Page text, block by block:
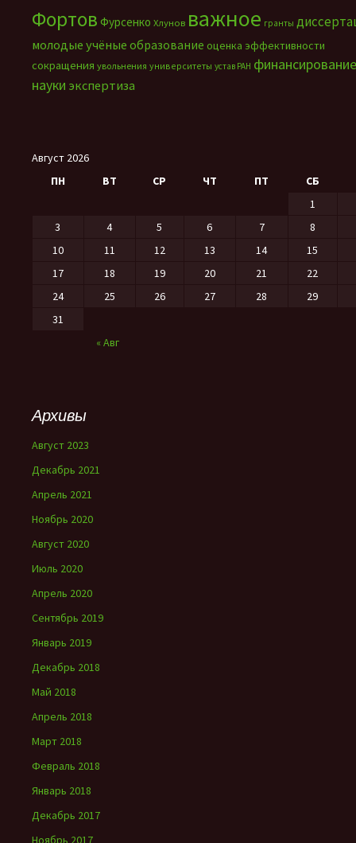
Фортов Фурсенко Хлунов важное гранты
молодые учёные образование оценка эффективности
сокращения увольнения университеты устав РАН финансирование
науки экспертиза
Август 2026
ПН
ВТ СР ЧТ ПТ СБ
« Авг
1
3
4 5 6 7
8
10
11 12 13 14
15
17
18 19 20 21
22
24
25 26 27 28
29
31
Архивы
Август 2023
Декабрь 2021
Апрель 2021
Ноябрь 2020
Август 2020
Июль 2020
Апрель 2020
Сентябрь 2019
Январь 2019
Декабрь 2018
Май 2018
Апрель 2018
Март 2018
Февраль 2018
Январь 2018
Декабрь 2017
Ноябрь 2017